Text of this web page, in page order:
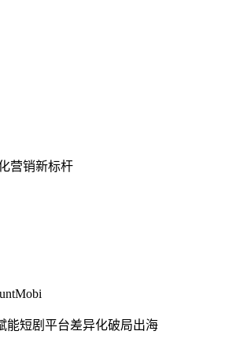
营销新标杆
能短剧平台差异化破局出海